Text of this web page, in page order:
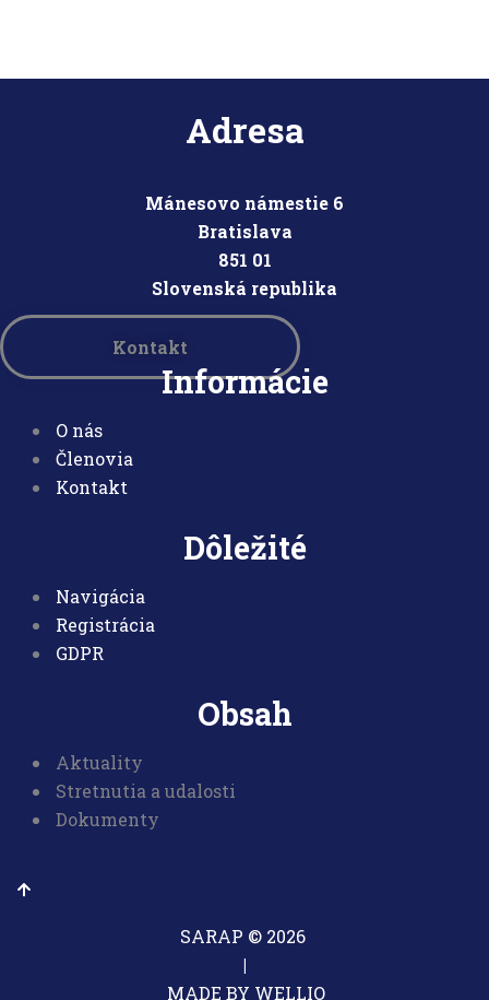
Adresa
Mánesovo námestie 6
Bratislava
851 01
Slovenská republika
Kontakt
Informácie
O nás
Členovia
Kontakt
Dôležité
Navigácia
Registrácia
GDPR
Obsah
Aktuality
Stretnutia a udalosti
Dokumenty
SARAP © 2026
|
MADE BY WELLIO